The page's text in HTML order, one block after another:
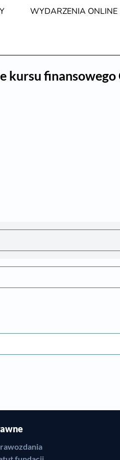
WYDARZENIA ONLINE
kursu